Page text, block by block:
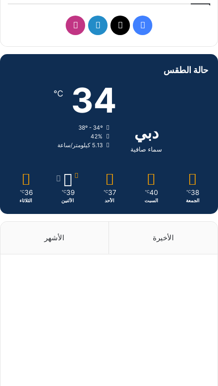
ي
X
ي
د
ن
ن
ق
ا
حالة الطقس
دبي
سماء صافية
34
℃
42%
5.13 كيلومتر/ساعة
38
℃
الجمعة
40
℃
السبت
37
℃
الأحد
39
℃
الأثنين
36
℃
الثلاثاء
الأخيرة الأشهر